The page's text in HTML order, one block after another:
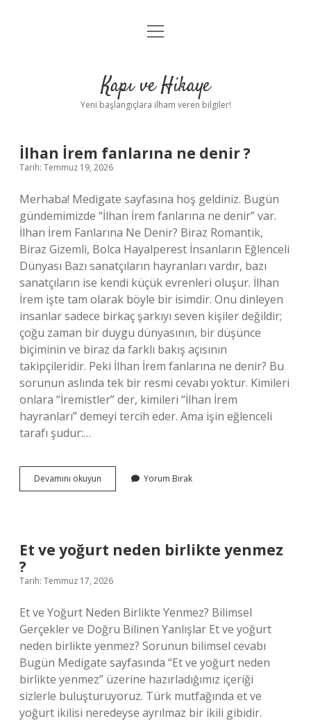
Anasayfa
Yasal Uyarı
menüyü
Kapı ve Hikaye
Yeni başlangıçlara ilham veren bilgiler!
Kapı
ve
Hikaye
Yazılar
İlhan İrem fanlarına ne denir ?
Tarih: Temmuz 19, 2026
Merhaba! Medigate sayfasına hoş geldiniz. Bugün
gündemimizde “İlhan İrem fanlarına ne denir” var.
İlhan İrem Fanlarına Ne Denir? Biraz Romantik,
Biraz Gizemli, Bolca Hayalperest İnsanların Eğlenceli
Dünyası Bazı sanatçıların hayranları vardır, bazı
sanatçıların ise kendi küçük evrenleri oluşur. İlhan
İrem işte tam olarak böyle bir isimdir. Onu dinleyen
insanlar sadece birkaç şarkıyı seven kişiler değildir;
çoğu zaman bir duygu dünyasının, bir düşünce
biçiminin ve biraz da farklı bakış açısının
takipçileridir. Peki İlhan İrem fanlarına ne denir? Bu
sorunun aslında tek bir resmi cevabı yoktur. Kimileri
onlara “İremistler” der, kimileri “İlhan İrem
hayranları” demeyi tercih eder. Ama işin eğlenceli
tarafı şudur:…
Devamını okuyun
İrem
Yorum Bırak
Et ve yoğurt neden birlikte yenmez
?
Tarih: Temmuz 17, 2026
Et ve Yoğurt Neden Birlikte Yenmez? Bilimsel
Gerçekler ve Doğru Bilinen Yanlışlar Et ve yoğurt
neden birlikte yenmez? Sorunun bilimsel cevabı
Bugün Medigate sayfasında “Et ve yoğurt neden
birlikte yenmez” üzerine hazırladığımız içeriği
sizlerle buluşturuyoruz. Türk mutfağında et ve
yoğurt ikilisi neredeyse ayrılmaz bir ikili gibidir.